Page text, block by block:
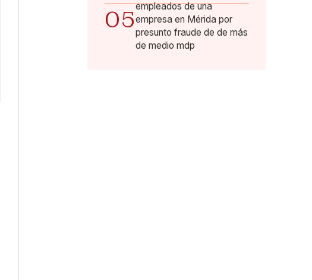
05empleados de una
empresa en Mérida por
presunto fraude de de más
de medio mdp